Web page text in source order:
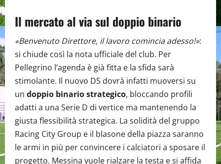
Il mercato al via sul doppio binario
«Benvenuto Direttore, il lavoro comincia adesso!»:
si chiude così la nota ufficiale del club. Per
Pellegrino l’agenda è già fitta e la sfida sarà
stimolante. Il nuovo DS dovrà infatti muoversi su
un doppio binario strategico, bloccando profili
adatti a una Serie D di vertice ma mantenendo la
giusta flessibilità strategica. La solidità del gruppo
Racing City Group e il blasone della piazza saranno
le armi in più per convincere i calciatori a sposare il
progetto. Messina vuole rialzare la testa e si affida